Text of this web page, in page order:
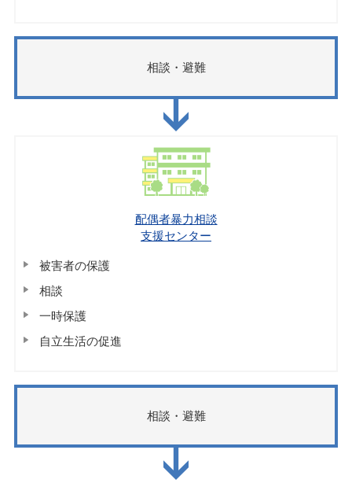
相談・避難
配偶者暴力相談
支援センター
被害者の保護
相談
一時保護
自立生活の促進
相談・避難